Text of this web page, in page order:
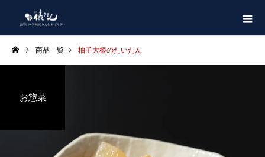
商品一覧 柚子大根のたいたん
お惣菜